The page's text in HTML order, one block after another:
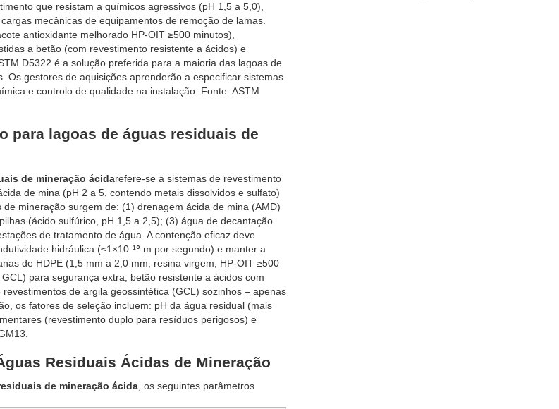
que resistam a químicos agressivos (pH 1,5 a 5,0),
mecânicas de equipamentos de remoção de lamas.
antioxidante melhorado HP-OIT ≥500 minutos),
a betão (com revestimento resistente a ácidos) e
D5322 é a solução preferida para a maioria das lagoas de
Os gestores de aquisições aprenderão a especificar sistemas
e controlo de qualidade na instalação. Fonte: ASTM
para lagoas de águas residuais de
de mineração ácidarefere-se a sistemas de revestimento
de mina (pH 2 a 5, contendo metais dissolvidos e sulfato)
mineração surgem de: (1) drenagem ácida de mina (AMD)
(ácido sulfúrico, pH 1,5 a 2,5); (3) água de decantação
de tratamento de água. A contenção eficaz deve
hidráulica (≤1×10⁻¹⁰ m por segundo) e manter a
de HDPE (1,5 mm a 2,0 mm, resina virgem, HP-OIT ≥500
para segurança extra; betão resistente a ácidos com
de argila geossintética (GCL) sozinhos – apenas
os fatores de seleção incluem: pH da água residual (mais
(revestimento duplo para resíduos perigosos) e
Residuais Ácidas de Mineração
de mineração ácida , os seguintes parâmetros